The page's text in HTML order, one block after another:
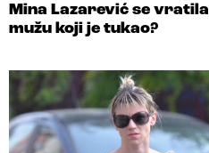
Mina Lazarević se vratila
mužu koji je tukao?